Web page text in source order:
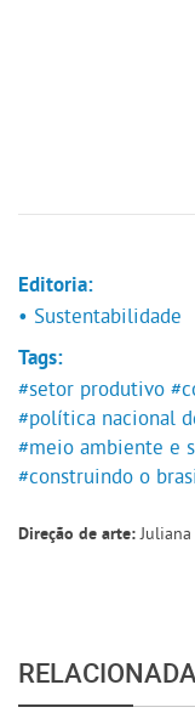
Editoria:
• Sustentabilidade
Tags:
#setor produtivo
#política nacional
#meio ambiente e
#construindo o
Direção de arte:Juliana